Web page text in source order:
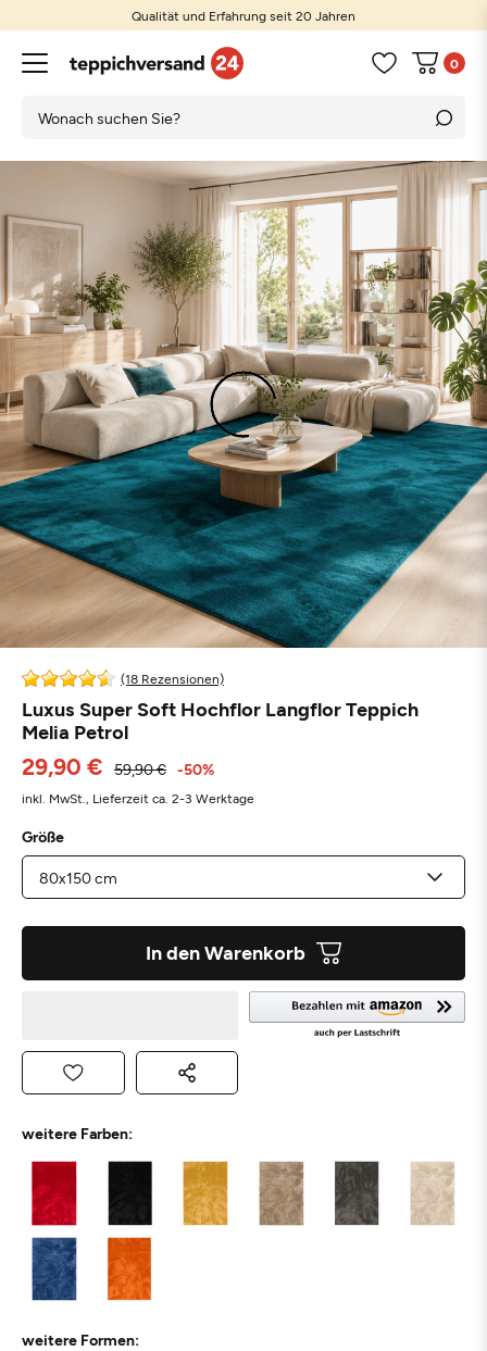
Qualität und Erfahrung seit 20 Jahren
0
(18 Rezensionen)
Luxus Super Soft Hochflor Langflor Teppich
Melia Petrol
29,90 € 59,90 € -50%
inkl. MwSt., Lieferzeit ca. 2-3 Werktage
Größe
In den Warenkorb
weitere Farben:
weitere Formen: